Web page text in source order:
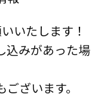
いたします！
込みがあった場
ざいます。